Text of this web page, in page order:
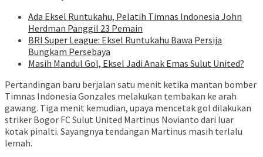
Ada Eksel Runtukahu, Pelatih Timnas Indonesia John
Herdman Panggil 23 Pemain
BRI Super League: Eksel Runtukahu Bawa Persija
Bungkam Persebaya
Masih Mandul Gol, Eksel Jadi Anak Emas Sulut United?
Pertandingan baru berjalan satu menit ketika mantan bomber
Timnas Indonesia Gonzales melakukan tembakan ke arah
gawang. Tiga menit kemudian, upaya mencetak gol dilakukan
striker Bogor FC Sulut United Martinus Novianto dari luar
kotak pinalti. Sayangnya tendangan Martinus masih terlalu
lemah.